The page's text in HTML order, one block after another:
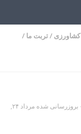
کشاورزی /تربت ما /
· بروزرسانی شده
مرداد ۲۴,